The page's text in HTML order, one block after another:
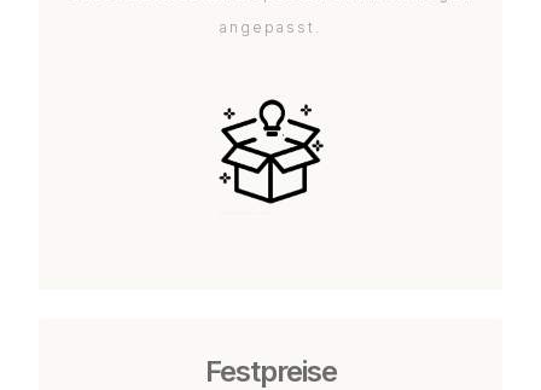
angepasst.
Festpreise